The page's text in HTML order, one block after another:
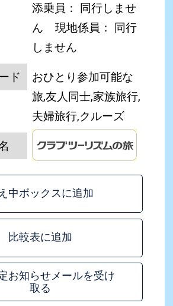
添乗員： 同行しませ
ん
現地係員： 同行
しません
ド
おひとり参加可能な
旅,友人同士,家族旅行,
夫婦旅行,クルーズ
中ボックスに追加
比較表に追加
お知らせメールを受け
取る